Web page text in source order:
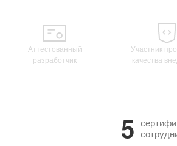
Аттестованный
разработчик
Участник
качества
5